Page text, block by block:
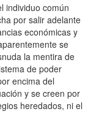
individuo común
por salir adelante
económicas y
se
la mentira de
de poder
encima del
y se creen por
heredados, ni el